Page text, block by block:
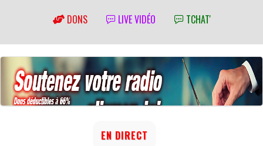
DONS LIVE VIDÉO TCHAT'
EN DIRECT